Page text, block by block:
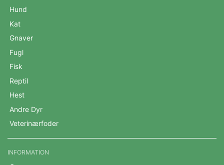
Hund
Kat
Gnaver
Fugl
Fisk
Reptil
Hest
Andre Dyr
Veterinærfoder
INFORMATION